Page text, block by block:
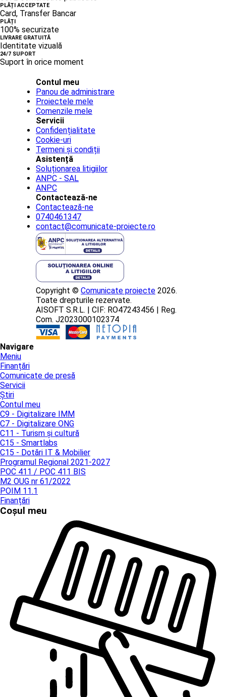
PLĂȚI ACCEPTATE
Card, Transfer Bancar
PLĂȚI
100% securizate
LIVRARE GRATUITĂ
Identitate vizuală
24/7 SUPORT
Suport în orice moment
Contul meu
Panou de administrare
Proiectele mele
Comenzile mele
Servicii
Confidențialitate
Cookie-uri
Termeni și condiții
Asistență
Soluționarea litigiilor
ANPC - SAL
ANPC
Contactează-ne
Contactează-ne
0740461347
contact@comunicate-proiecte.ro
Copyright © Comunicate proiecte 2026.
Toate drepturile rezervate.
AISOFT S.R.L. | CIF: RO47243456 | Reg.
Com. J2023000102374
Navigare
Meniu
Finanțări
Comunicate de presă
Servicii
Știri
Contul meu
C9 - Digitalizare IMM
C7 - Digitalizare ONG
C11 - Turism și cultură
C15 - Smartlabs
C15 - Dotări IT & Mobilier
Programul Regional 2021-2027
POC 411 / POC 411 BIS
M2 OUG nr 61/2022
POIM 11.1
Finanțări
Coșul meu